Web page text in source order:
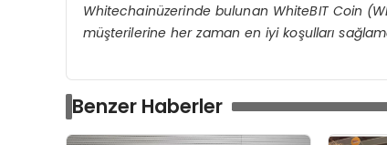
Whitechainüzerinde bulunan WhiteBIT Coin
müşterilerine her zaman en iyi koşulları
Benzer Haberler